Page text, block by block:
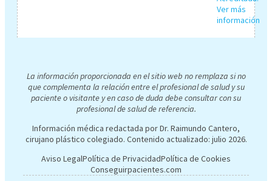
La información proporcionada en el sitio web no remplaza si no
que complementa la relación entre el profesional de salud y su
paciente o visitante y en caso de duda debe consultar con su
profesional de salud de referencia.
Información médica redactada por Dr. Raimundo Cantero,
cirujano plástico colegiado. Contenido actualizado: julio 2026.
Aviso LegalPolítica de PrivacidadPolítica de Cookies
Conseguirpacientes.com